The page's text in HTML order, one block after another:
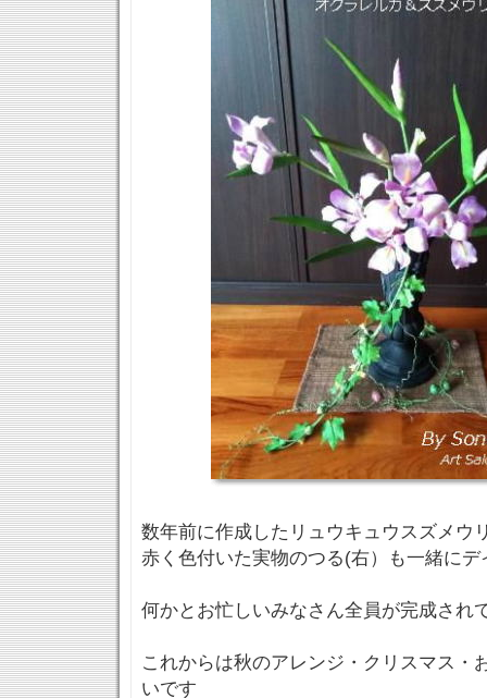
数年前に作成したリュウキュウスズメウ
赤く色付いた実物のつる(右）も一緒に
何かとお忙しいみなさん全員が完成され
これからは秋のアレンジ・クリスマス・
いです